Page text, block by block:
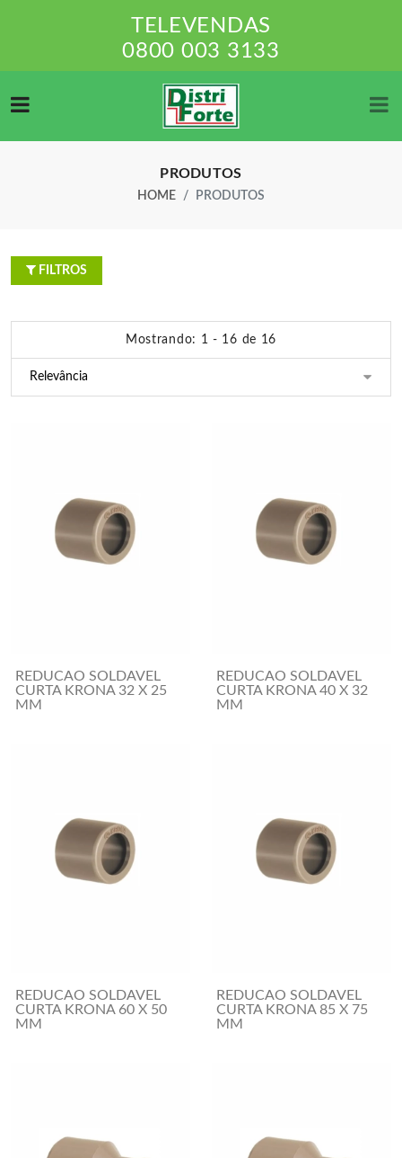
TELEVENDAS
0800 003 3133
PRODUTOS
HOME PRODUTOS
FILTROS
Mostrando: 1 - 16 de 16
REDUCAO SOLDAVEL
CURTA KRONA 32 X 25
MM
REDUCAO SOLDAVEL
CURTA KRONA 40 X 32
MM
REDUCAO SOLDAVEL
CURTA KRONA 60 X 50
MM
REDUCAO SOLDAVEL
CURTA KRONA 85 X 75
MM